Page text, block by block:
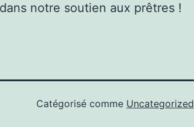
notre soutien aux prêtres !
Catégorisé comme Uncategorized